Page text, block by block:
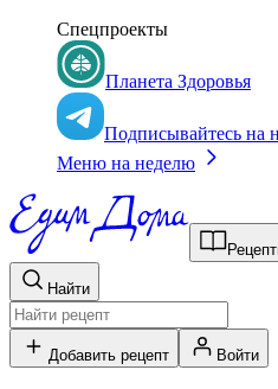
Спецпроекты
Планета Здоровья
Подписывайтесь на
Меню на неделю
Найти
Добавить рецепт Войти